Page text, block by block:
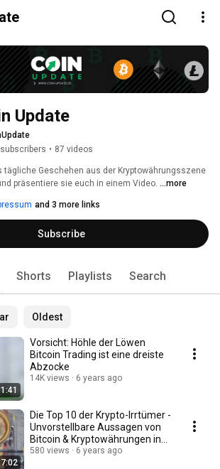
Update
• 87 videos
tägliche Geschehen aus der Kryptowährungsszene
präsentiere sie euch in einem Video. ...more
and 3 more links
Subscribe
Shorts Playlists Search
Oldest
1:41
Vorsicht: Höhle der Löwen
Bitcoin Trading ist eine dreiste
Abzocke
14K views 6 years ago
7:02
Die Top 10 der Krypto-Irrtümer -
Unvorstellbare Aussagen von
Bitcoin & Kryptowährungen in
den Medien
580 views 6 years ago